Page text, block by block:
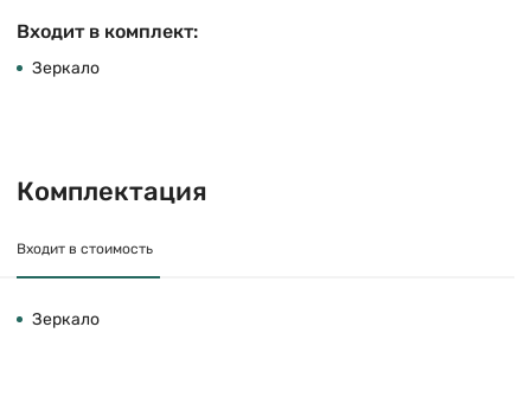
Входит в комплект:
Зеркало
Комплектация
Входит в стоимость
Зеркало